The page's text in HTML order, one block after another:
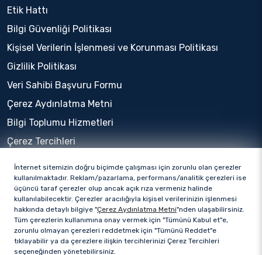
Etik Hattı
Bilgi Güvenliği Politikası
Kişisel Verilerin İşlenmesi ve Korunması Politikası
Gizlilik Politikası
Veri Sahibi Başvuru Formu
Çerez Aydınlatma Metni
Bilgi Toplumu Hizmetleri
Çerez Tercihleri
İnternet sitemizin doğru biçimde çalışması için zorunlu olan çerezler
kullanılmaktadır. Reklam/pazarlama, performans/analitik çerezleri ise
üçüncü taraf çerezler olup ancak açık rıza vermeniz halinde
kullanılabilecektir. Çerezler aracılığıyla kişisel verilerinizin işlenmesi
hakkında detaylı bilgiye "Çerez Aydınlatma Metni"nden ulaşabilirsiniz.
Tüm çerezlerin kullanımına onay vermek için "Tümünü Kabul et"e,
zorunlu olmayan çerezleri reddetmek için "Tümünü Reddet"e
tıklayabilir ya da çerezlere ilişkin tercihlerinizi Çerez Tercihleri
seçeneğinden yönetebilirsiniz.